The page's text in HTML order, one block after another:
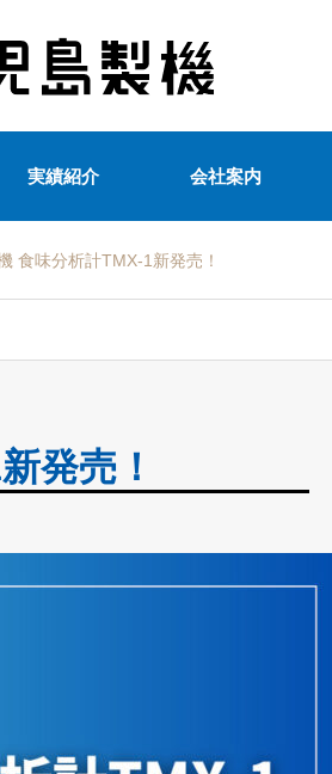
実績紹介 会社案内
食味分析計TMX-1新発売！
発売！